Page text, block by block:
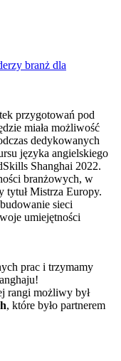
branż dla
przygotowań pod
miała możliwość
dedykowanych
języka angielskiego
Shanghai 2022.
branżowych, w
tytuł Mistrza Europy.
sieci
umiejętności
prac i trzymamy
rangi możliwy był
, które było partnerem